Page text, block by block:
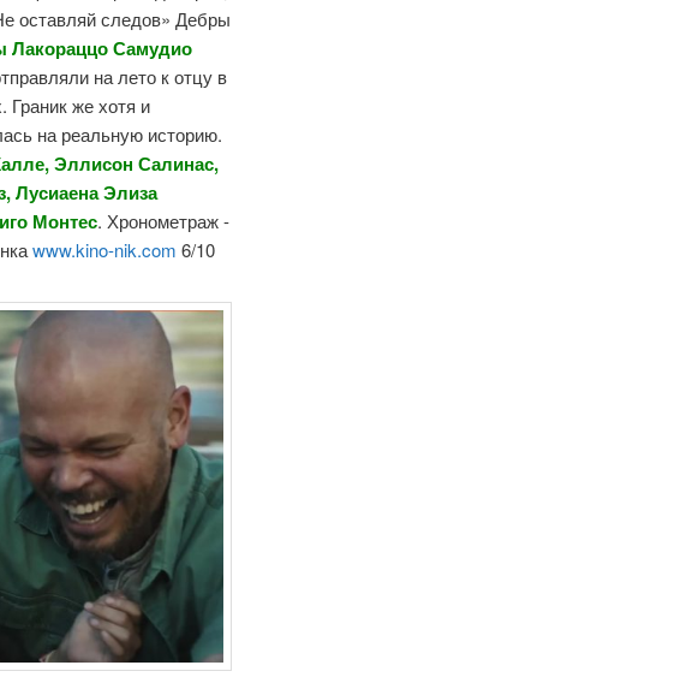
оставляй следов» Дебры
Лакораццо Самудио
на лето к отцу в
же хотя и
на реальную историю.
Эллисон Салинас,
Лусиаена Элиза
Монтес. Хронометраж -
www.kino-nik.com 6/10